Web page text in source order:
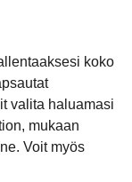
koko
valita haluamasi
mukaan
Voit myös